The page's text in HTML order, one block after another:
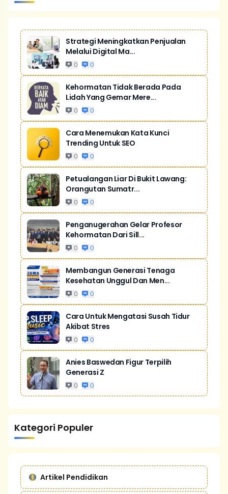
Strategi Meningkatkan Penjualan
Melalui Digital Ma...
0 0
Kehormatan Tidak Berada Pada
Lidah Yang Gemar Mere...
0 0
Cara Menemukan Kata Kunci
Trending Untuk SEO
0 0
Petualangan Liar Di Bukit Lawang:
Orangutan Sumatr...
0 0
Penganugerahan Gelar Profesor
Kehormatan Dari Sill...
0 0
Membangun Generasi Tenaga
Kesehatan Unggul Dan Men...
0 0
Cara Untuk Mengatasi Susah Tidur
Akibat Stres
0 0
Anies Baswedan Figur Terpilih
Generasi Z
0 0
Kategori Populer
Artikel Pendidikan